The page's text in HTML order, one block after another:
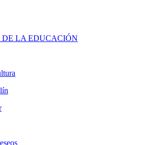
DE LA EDUCACIÓN